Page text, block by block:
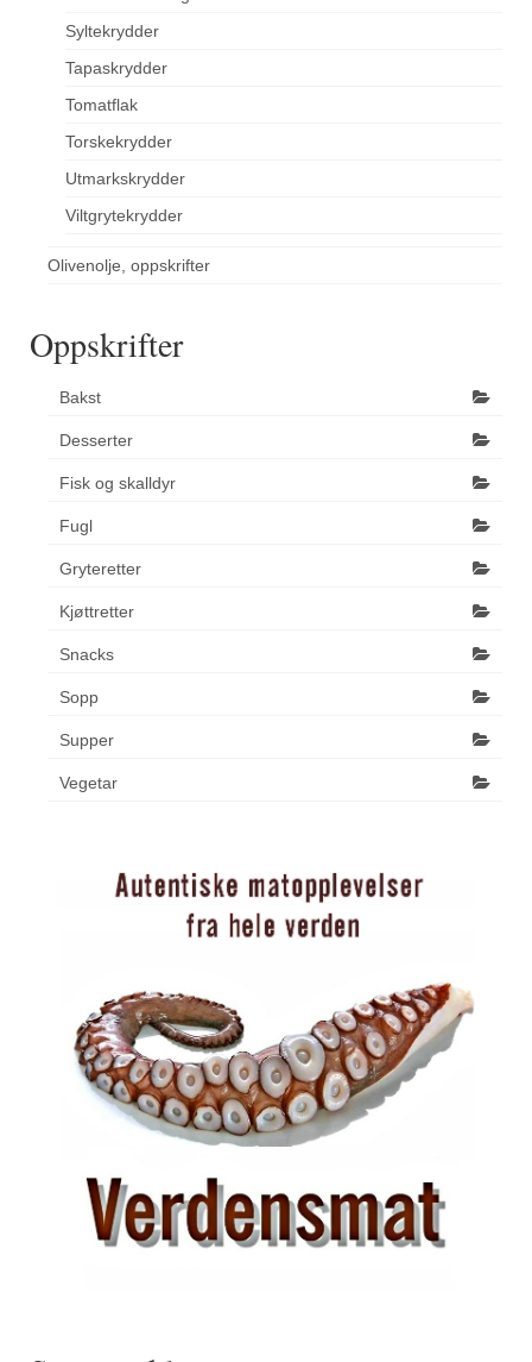
Syltekrydder
Tapaskrydder
Tomatflak
Torskekrydder
Utmarkskrydder
Viltgrytekrydder
Olivenolje, oppskrifter
Oppskrifter
Bakst
Desserter
Fisk og skalldyr
Fugl
Gryteretter
Kjøttretter
Snacks
Sopp
Supper
Vegetar